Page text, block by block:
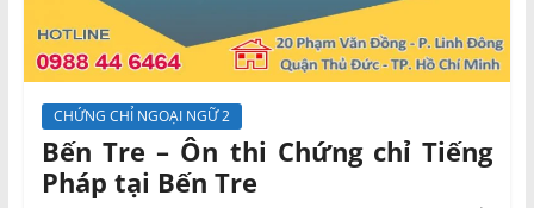
CHỨNG CHỈ NGOẠI NGỮ 2
Bến Tre – Ôn thi Chứng chỉ Tiếng
Pháp tại Bến Tre